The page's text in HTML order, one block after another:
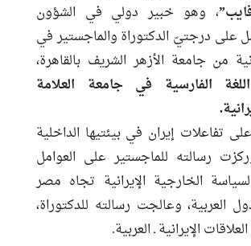
، وهو خبير دولي في الشؤون
على درجتيّ الدكتوراة والماجستير في
من جامعة الأزهر الشريف بالقاهرة،
الفارسية في جامعة العلامة
تفاعلات إيران في بيئتيها الداخلية
رسالته للماجستير على العوامل
الخارجية الإيرانية تجاه مصر
العربية، وعالجت رسالته للدكتوراة،
الإيرانية ـ العربية.